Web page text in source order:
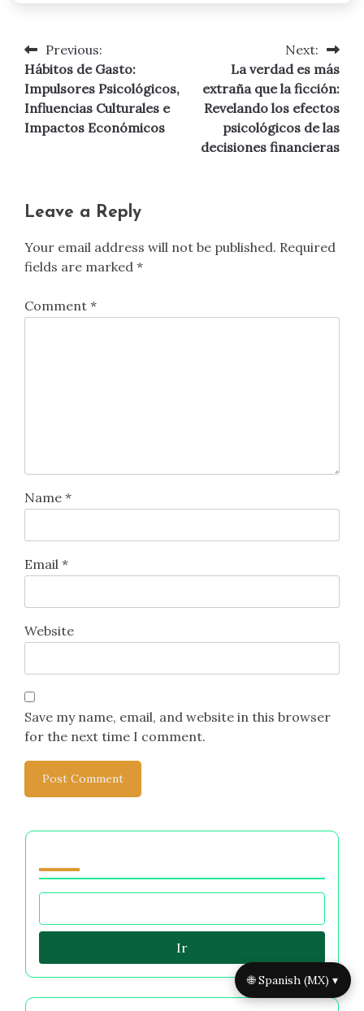
Post
navigation
Previous:
Hábitos de Gasto:
Impulsores Psicológicos,
Influencias Culturales e
Impactos Económicos
Next:
La verdad es más
extraña que la ficción:
Revelando los efectos
psicológicos de las
decisiones financieras
Leave a Reply
Your email address will not be published. Required
fields are marked *
Comment *
Name *
Email *
Website
Save my name, email, and website in this browser
for the next time I comment.
Ir
🌐 Spanish (MX) ▾